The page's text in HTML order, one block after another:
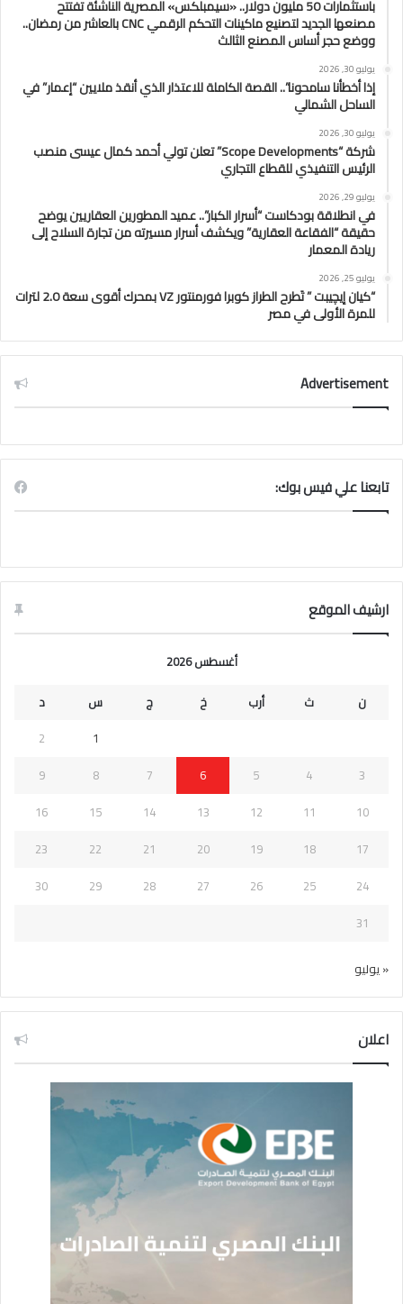
باستثمارات 50 مليون دولار.. «سيمبلكس» المصرية الناشئة تفتتح
مصنعها الجديد لتصنيع ماكينات التحكم الرقمي CNC بالعاشر من رمضان..
ووضع حجر أساس المصنع الثالث
يوليو 30, 2026
إذا أخطأنا سامحونا”.. القصة الكاملة للاعتذار الذي أنقذ ملايين “إعمار” في
الساحل الشمالي
يوليو 30, 2026
شركة “Scope Developments” تعلن تولي أحمد كمال عيسى منصب
الرئيس التنفيذي للقطاع التجاري
يوليو 29, 2026
في انطلاقة بودكاست “أسرار الكبار”.. عميد المطورين العقاريين يوضح
حقيقة “الفقاعة العقارية” ويكشف أسرار مسيرته من تجارة السلاح إلى
ريادة المعمار
يوليو 25, 2026
“كيان إيچيبت ” تَطرح الطراز كوبرا فورمنتور VZ بمحرك أقوى سعة 2.0 لترات
للمرة الأولى في مصر
Advertisement
تابعنا علي فيس بوك:
ارشيف الموقع
أغسطس 2026
ن
ث أرب خ ج س
د
1
2
3
4
5
6
7
8
9
10
11
12
13
14
15
16
17
18
19
20
21
22
23
24
25
26
27
28
29
30
31
« يوليو
اعلان